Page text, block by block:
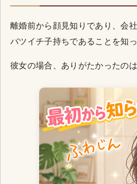
離婚前から顔見知りであり、会
バツイチ子持ちであることを知っ
彼女の場合、ありがたかったの